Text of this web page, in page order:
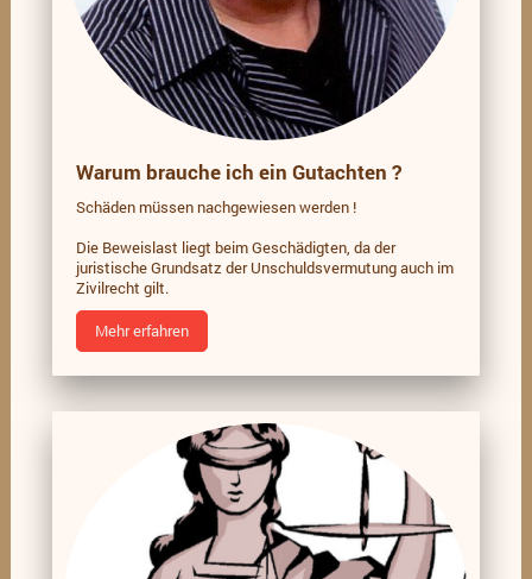
Warum brauche ich ein Gutachten ?
Schäden müssen nachgewiesen werden !
Die Beweislast liegt beim Geschädigten, da der
juristische Grundsatz der Unschuldsvermutung auch im
Zivilrecht gilt.
Mehr erfahren